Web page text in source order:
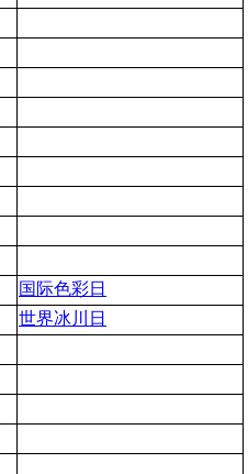
国际色彩日
世界冰川日